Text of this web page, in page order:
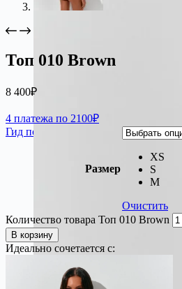
Топ 010 Brown
8 400₽
4 платежа по 2100₽
Гид по размерам
Размер
XS
S
M
Очистить
Количество товара Топ 010 Brown
В корзину
Идеально сочетается с: